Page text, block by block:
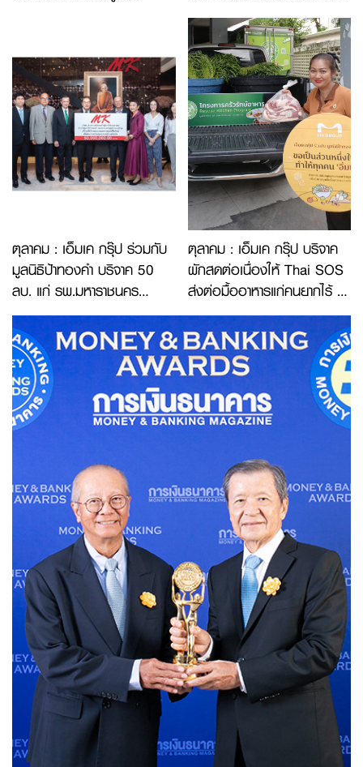
(ภารกิจที่ 2)
(ภารกิจที่ 2)
ตุลาคม : เอ็มเค กรุ๊ป ร่วมกับ
มูลนิธิป้าทองคำ บริจาค 50
ลบ. แก่ รพ.มหาราชนคร
เชียงใหม่
(ภารกิจที่ 2)
ตุลาคม : เอ็มเค กรุ๊ป บริจาค
ผักสดต่อเนื่องให้ Thai SOS
ส่งต่อมื้ออาหารแก่คนยากไร้
(ภารกิจที่ 1)